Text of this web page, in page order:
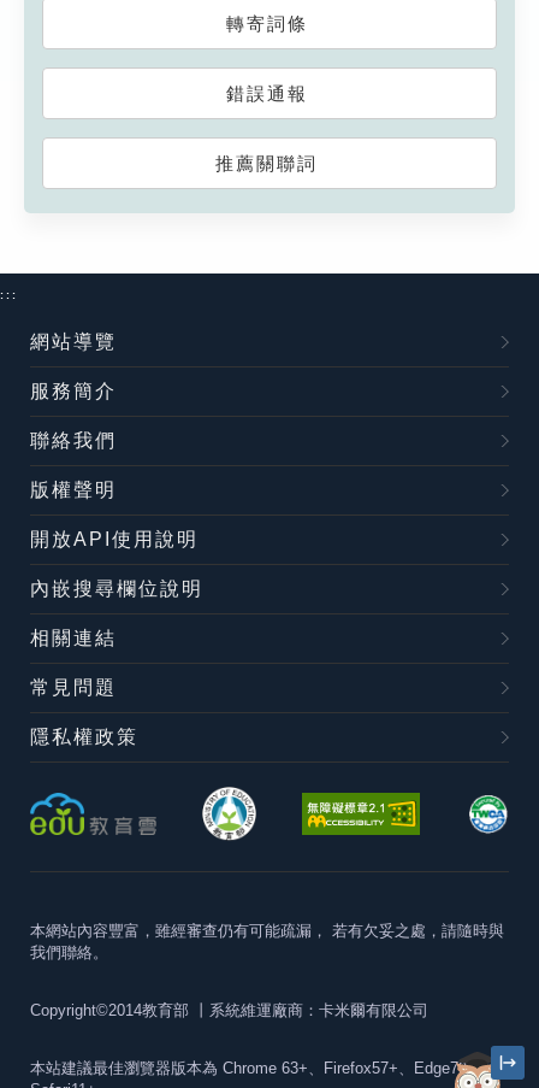
轉寄詞條
錯誤通報
推薦關聯詞
:::
網站導覽
服務簡介
聯絡我們
版權聲明
開放API使用說明
內嵌搜尋欄位說明
相關連結
常見問題
隱私權政策
本網站內容豐富，雖經審查仍有可能疏漏， 若有欠妥之處，請隨時與
我們聯絡。
Copyright©2014教育部 丨系統維運廠商：卡米爾有限公司
本站建議最佳瀏覽器版本為 Chrome 63+、Firefox57+、Edge79+及